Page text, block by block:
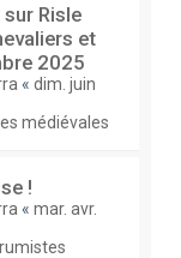
Risle
et
2025
« dim. juin
médiévales
!
« mar. avr.